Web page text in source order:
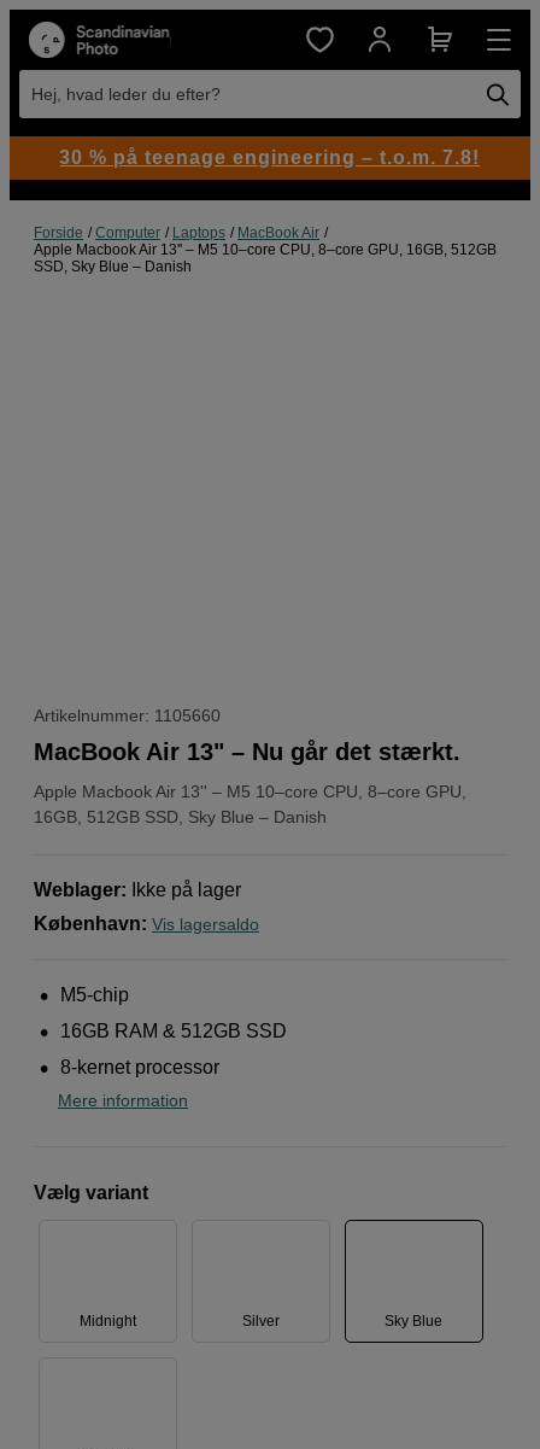
Hej, hvad leder du efter?
Forside Computer Laptops
MacBook Air
Apple Macbook Air 13'' – M5 10–core CPU, 8–core GPU, 16GB, 512GB
SSD, Sky Blue – Danish
Artikelnummer: 1105660
Apple Macbook Air 13'' – M5 10–core CPU, 8–core GPU,
16GB, 512GB SSD, Sky Blue – Danish
MacBook Air 13" – Nu går det stærkt.
Weblager:
Ikke på lager
København: Vis lagersaldo
M5-chip
16GB RAM & 512GB SSD
8-kernet processor
Mere information
Vælg variant
Midnight Silver Sky Blue
30 % på teenage engineering – t.o.m. 7.8!